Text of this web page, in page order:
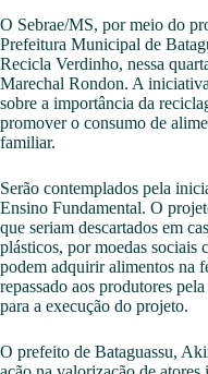
O Sebrae/MS, por meio do
Prefeitura Municipal de
Recicla Verdinho, nessa
Marechal Rondon. A
sobre a importância da
promover o consumo de
familiar.
Serão contemplados pela
Ensino Fundamental. O
que seriam descartados em
plásticos, por moedas sociais
podem adquirir alimentos na
repassado aos produtores
para a execução do projeto.
O prefeito de Bataguassu,